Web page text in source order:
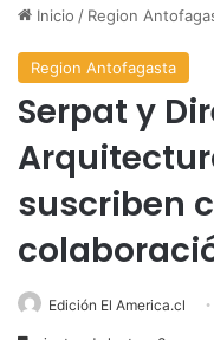
Inicio / Region
Region Antofagasta
Serpat y
suscriben
Edición El America.cl